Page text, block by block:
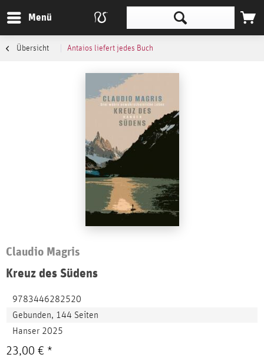
Menü
Übersicht Antaios liefert jedes Buch
Claudio Magris
Kreuz des Südens
9783446282520
Gebunden, 144 Seiten
Hanser 2025
23,00 € *